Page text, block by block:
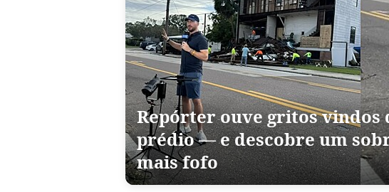
Repórter ouve gritos vindos
prédio — e descobre um
mais fofo